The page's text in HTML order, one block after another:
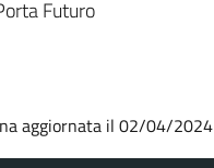
Futuro
aggiornata il 02/04/2024